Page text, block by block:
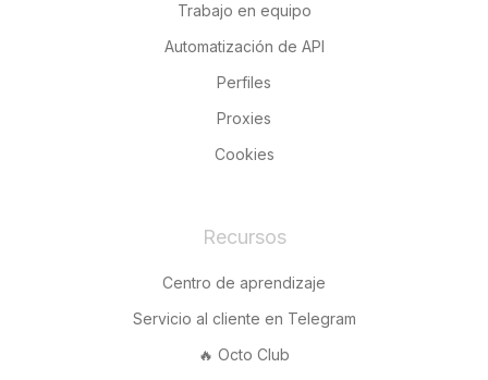
Trabajo en equipo
Automatización de API
Perfiles
Proxies
Cookies
Recursos
Centro de aprendizaje
Servicio al cliente en Telegram
🔥 Octo Club